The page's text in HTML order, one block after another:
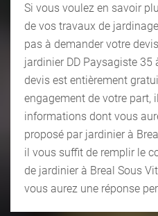
Si vous voulez en savoir
de vos travaux de
pas à demander votre
jardinier DD Paysagiste 35
devis est entièrement
engagement de votre part,
informations dont vous
proposé par jardinier à
il vous suffit de remplir le
de jardinier à Breal Sous
vous aurez une réponse